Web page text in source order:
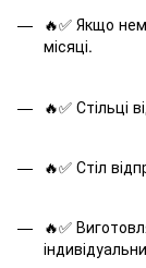
🔥✅ Якщо
місяці.
🔥✅ Стільці
🔥✅ Стіл
🔥✅